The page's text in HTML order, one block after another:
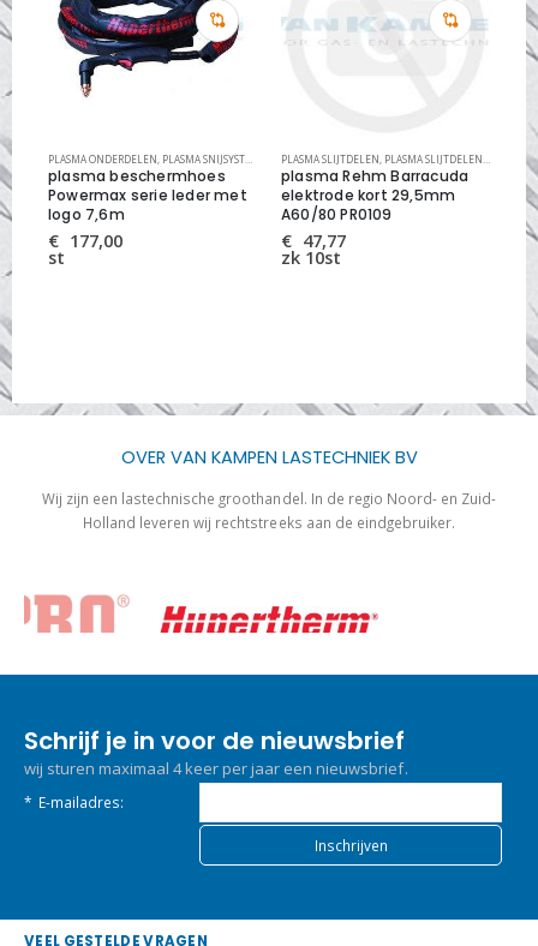
PM SLIJTDELEN
PLASMA ONDERDELEN PLASMA SNIJSYSTEMEN
plasma beschermhoes
Powermax serie leder met
logo 7,6m
€ 177,00
st
PLASMA SLIJTDELEN PLASMA SLIJTDELEN OVERIGE MERKEN
plasma Rehm Barracuda
elektrode kort 29,5mm
A60/80 PR0109
€ 47,77
zk 10st
st
OVER VAN KAMPEN LASTECHNIEK BV
Wij zijn een lastechnische groothandel. In de regio Noord- en Zuid-
Holland leveren wij rechtstreeks aan de eindgebruiker.
Schrijf je in voor de nieuwsbrief
wij sturen maximaal 4 keer per jaar een nieuwsbrief.
* E-mailadres:
VEEL GESTELDE VRAGEN